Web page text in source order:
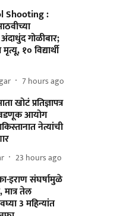
Shooting :
अंदाधुंद गोळीबार;
१० विद्यार्थी
7 hours ago
खोटं प्रतिज्ञापत्र
आयोग
नेत्यांची
23 hours ago
इराण संघर्षामुळे
मात्र तेल
3 महिन्यांत